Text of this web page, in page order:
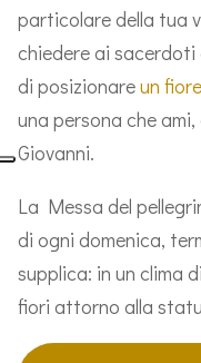
particolare della tua
chiedere ai
di posizionareun fiore
una persona che
Giovanni.
La Messa del
di ogni domenica,
supplica: in un clima
fiori attorno alla